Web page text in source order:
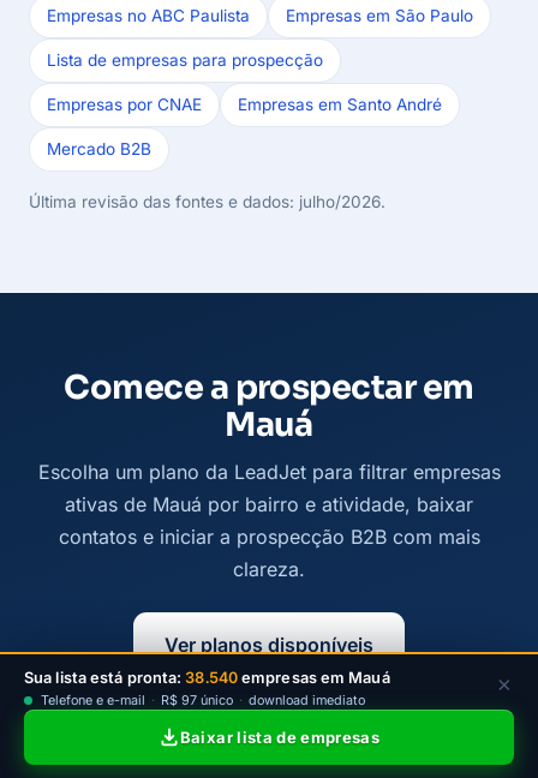
Empresas no ABC Paulista Empresas em São Paulo
Lista de empresas para prospecção
Empresas por CNAE Empresas em Santo André
Mercado B2B
Última revisão das fontes e dados: julho/2026.
Comece a prospectar em
Mauá
Escolha um plano da LeadJet para filtrar empresas
ativas de Mauá por bairro e atividade, baixar
contatos e iniciar a prospecção B2B com mais
clareza.
Ver planos disponíveis
Sua lista está pronta:38.540empresas em Mauá
Telefone e e-mail · R$ 97 único · download imediato
Baixar lista de empresas
×